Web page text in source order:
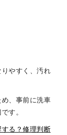
やすく、汚れ
、事前に洗車
す。
る？修理判断